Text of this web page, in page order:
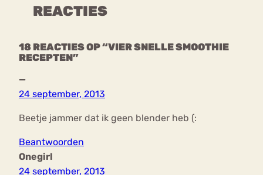
REACTIES
18 REACTIES OP “VIER SNELLE SMOOTHIE
RECEPTEN”
—
24 september, 2013
Beetje jammer dat ik geen blender heb (:
Beantwoorden
Onegirl
24 september, 2013